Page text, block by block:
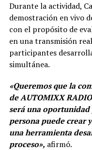
Durante la actividad,
demostración en vivo
con el propósito de
en una transmisión
participantes
simultánea.
«Queremos que la
de AUTOMIXX
será una
persona puede crear
una herramienta
proceso», afirmó.